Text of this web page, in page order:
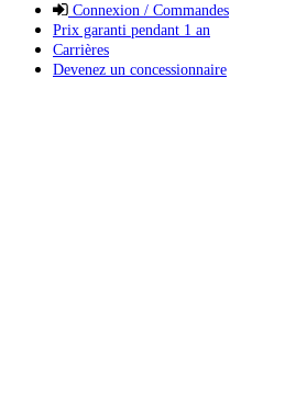
Connexion / Commandes
Prix garanti pendant 1 an
Carrières
Devenez un concessionnaire